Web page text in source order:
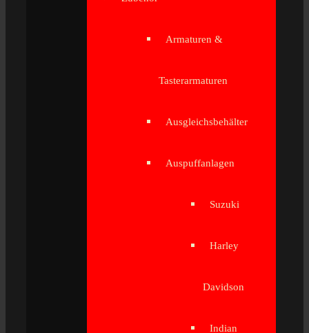
Armaturen &
Tasterarmaturen
Ausgleichsbehälter
Auspuffanlagen
Suzuki
Harley
Davidson
Indian